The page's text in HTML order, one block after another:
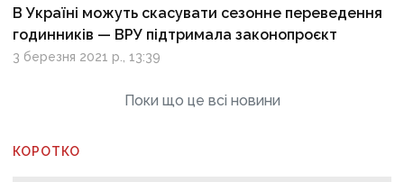
В Україні можуть скасувати сезонне переведення
годинників — ВРУ підтримала законопроєкт
3 березня 2021 р., 13:39
Поки що це всі новини
КОРОТКО